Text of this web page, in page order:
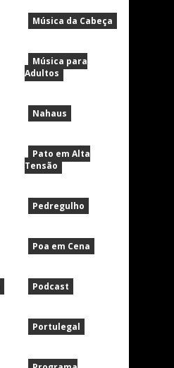
Música da Cabeça
Música para
Adultos
Nahaus
Pato em Alta
Tensão
Pedregulho
Poa em Cena
Podcast
Portulegal